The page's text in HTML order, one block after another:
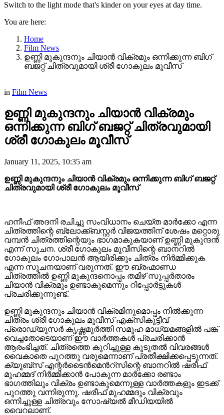
Switch to the light mode that's kinder on your eyes at day time.
You are here:
Home
Film News
ഉണ്ണി മുകുന്ദനും ചിയാൻ വിക്രമും ഒന്നിക്കുന്ന ബിഗ്
ബജറ്റ് ചിത്രവുമായി ശ്രീ ഗോകുലം മൂവീസ്
in Film News
ഉണ്ണി മുകുന്ദനും ചിയാൻ വിക്രമും
ഒന്നിക്കുന്ന ബിഗ് ബജറ്റ് ചിത്രവുമായി
ശ്രീ ഗോകുലം മൂവീസ്
January 11, 2025, 10:35 am
ഉണ്ണി മുകുന്ദനും ചിയാൻ വിക്രമും ഒന്നിക്കുന്ന ബിഗ് ബജറ്റ്
ചിത്രവുമായി ശ്രീ ഗോകുലം മൂവീസ്
ഹനീഫ് അദനി രചിച്ചു സംവിധാനം ചെയ്ത മാർക്കോ എന്ന
ചിത്രത്തിന്റെ ബ്ലോക്ക്ബസ്റ്റർ വിജയത്തിന് ശേഷം മറ്റൊരു
വമ്പൻ ചിത്രത്തിന്റെയും ഭാഗമാകുകയാണ് ഉണ്ണി മുകുന്ദൻ
എന്ന് സൂചന. ശ്രീ ഗോകുലം മൂവീസിന്റെ ബാനറിൽ
ഗോകുലം ഗോപാലൻ ആയിരിക്കും ചിത്രം നിർമ്മിക്കുക
എന്ന സൂചനയാണ് വരുന്നത്. ഈ ബ്രഹ്മാണ്ഡ
ചിത്രത്തിൽ ഉണ്ണി മുകുന്ദനൊപ്പം തമിഴ് സൂപ്പർതാരം
ചിയാൻ വിക്രമും ഉണ്ടാകുമെന്നും റിപ്പോർട്ടുകൾ
പ്രചരിക്കുന്നുണ്ട്.
ഉണ്ണി മുകുന്ദനും ചിയാൻ വിക്രമിനുമൊപ്പം നിൽക്കുന്ന
ചിത്രം ശ്രീ ഗോകുലം മൂവീസ് എക്സികുട്ടീവ്
പ്രൊഡ്യൂസർ കൃഷ്ണമൂർത്തി സമൂഹ മാധ്യമങ്ങളിൽ പങ്ക്
വെച്ചതോടെയാണ് ഈ വാർത്തകൾ പ്രചരിക്കാൻ
ആരംഭിച്ചത്. ചിത്രത്തെ കുറിച്ചുള്ള കൂടുതൽ വിവരങ്ങൾ
വൈകാതെ പുറത്തു വരുമെന്നാണ് പ്രതീക്ഷിക്കപ്പെടുന്നത്.
ക്യൂബ്സ് എന്റർടൈൻമെൻറ്സിന്റെ ബാനറിൽ ഷരീഫ്
മുഹമ്മദ് നിർമ്മിക്കാൻ പോകുന്ന മാർക്കോ രണ്ടാം
ഭാഗത്തിലും വിക്രം ഉണ്ടാകുമെന്നുള്ള വാർത്തകളും ഇടക്ക്
പുറത്തു വന്നിരുന്നു. ഷരീഫ് മുഹമ്മദും വിക്രവും
ഒന്നിച്ചുള്ള ചിത്രവും സോഷ്യൽ മീഡിയയിൽ
വൈറലാണ്.